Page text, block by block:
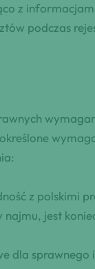
z
podczas
z polskimi
jest
dla sprawnego